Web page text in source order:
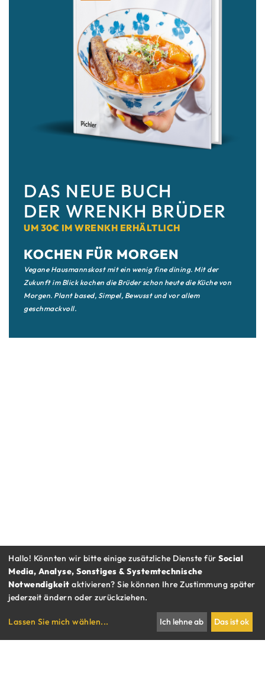
DAS NEUE BUCH
DER WRENKH BRÜDER
UM 30€ IM WRENKH ERHÄLTLICH
KOCHEN FÜR MORGEN
Vegane Hausmannskost mit ein wenig fine dining. Mit der
Zukunft im Blick kochen die Brüder schon heute die Küche von
Morgen. Plant based, Simpel, Bewusst und vor allem
geschmackvoll.
RESTAURANT BAUERNMARKT
Hallo! Könnten wir bitte einige zusätzliche Dienste für Social
Media, Analyse, Sonstiges & Systemtechnische
Notwendigkeit aktivieren? Sie können Ihre Zustimmung später
jederzeit ändern oder zurückziehen.
Lassen Sie mich wählen... Ich lehne ab Das ist ok